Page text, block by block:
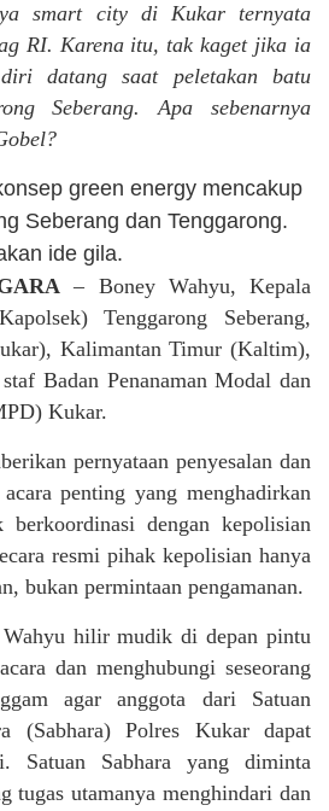
smart city di Kukar ternyata
RI. Karena itu, tak kaget jika ia
datang saat peletakan batu
Seberang. Apa sebenarnya
green energy mencakup
Seberang dan Tenggarong.
ide gila.
– Boney Wahyu, Kepala
Tenggarong Seberang,
Kalimantan Timur (Kaltim),
Badan Penanaman Modal dan
Kukar.
pernyataan penyesalan dan
penting yang menghadirkan
berkoordinasi dengan kepolisian
resmi pihak kepolisian hanya
bukan permintaan pengamanan.
hilir mudik di depan pintu
dan menghubungi seseorang
agar anggota dari Satuan
(Sabhara) Polres Kukar dapat
Satuan Sabhara yang diminta
tugas utamanya menghindari dan